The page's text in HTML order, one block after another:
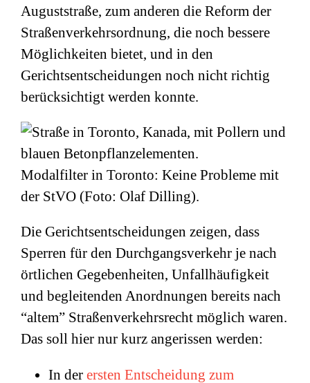
Auguststraße, zum anderen die Reform der
Straßenverkehrsordnung, die noch bessere
Möglichkeiten bietet, und in den
Gerichtsentscheidungen noch nicht richtig
berücksichtigt werden konnte.
Modalfilter in Toronto: Keine Probleme mit
der StVO (Foto: Olaf Dilling).
Die Gerichtsentscheidungen zeigen, dass
Sperren für den Durchgangsverkehr je nach
örtlichen Gegebenheiten, Unfallhäufigkeit
und begleitenden Anordnungen bereits nach
“altem” Straßenverkehrsrecht möglich waren.
Das soll hier nur kurz angerissen werden:
In der ersten Entscheidung zum